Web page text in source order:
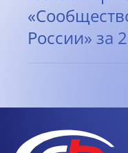
России» за